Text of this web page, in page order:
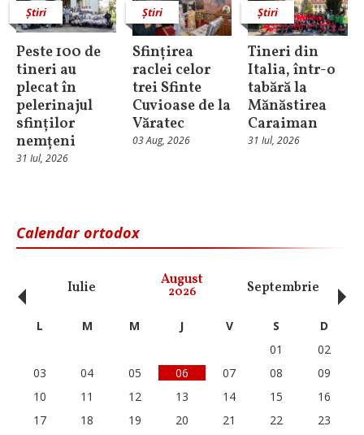
Știri
Peste 100 de
tineri au
plecat în
pelerinajul
sfinților
nemțeni
31 Iul, 2026
Știri
Sfințirea
raclei celor
trei Sfinte
Cuvioase de la
Văratec
03 Aug, 2026
Știri
Tineri din
Italia, într-o
tabără la
Mănăstirea
Caraiman
31 Iul, 2026
Calendar ortodox
Iulie August
2026 Septembrie
‹ L M M J V S
D
01
02
03
04 05 06 07 08
09
10
11 12 13 14 15
16
17
18 19 20 21 22
23